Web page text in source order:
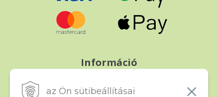
az Ön sütibeállításai
Információ
Panasz, árucsere és visszáru